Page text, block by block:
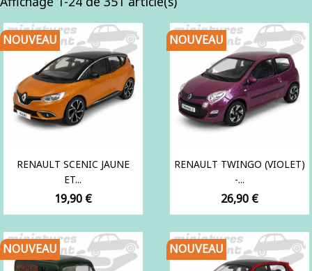
RENAULT SCENIC JAUNE
ET...
Prix
19,90 €
NOUVEAU
RENAULT TWINGO (VIOLET)
-...
Prix
26,90 €
NOUVEAU
NOUVEAU NOUVEAU